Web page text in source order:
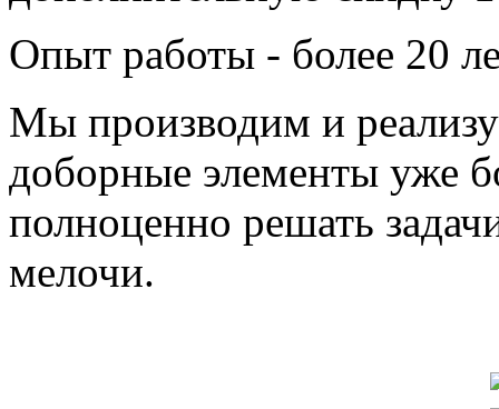
Опыт работы - более 20
Мы производим и
доборные элементы уже
полноценно решать
мелочи.